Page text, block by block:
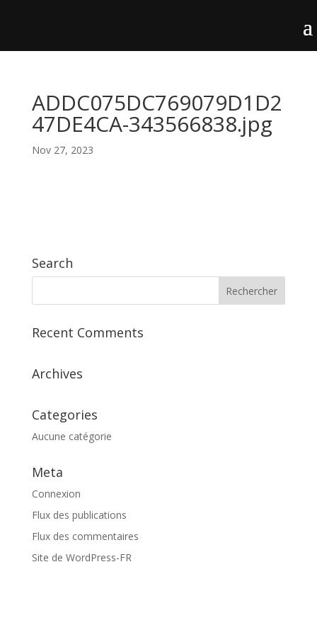
ADDC075DC769079D1D2
47DE4CA-343566838.jpg
Nov 27, 2023
Search
Recent Comments
Archives
Categories
Aucune catégorie
Meta
Connexion
Flux des publications
Flux des commentaires
Site de WordPress-FR